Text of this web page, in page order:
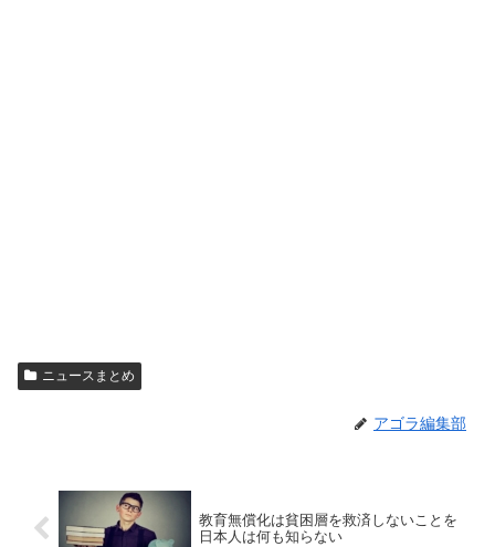
ニュースまとめ
アゴラ編集部
教育無償化は貧困層を救済しないことを
日本人は何も知らない